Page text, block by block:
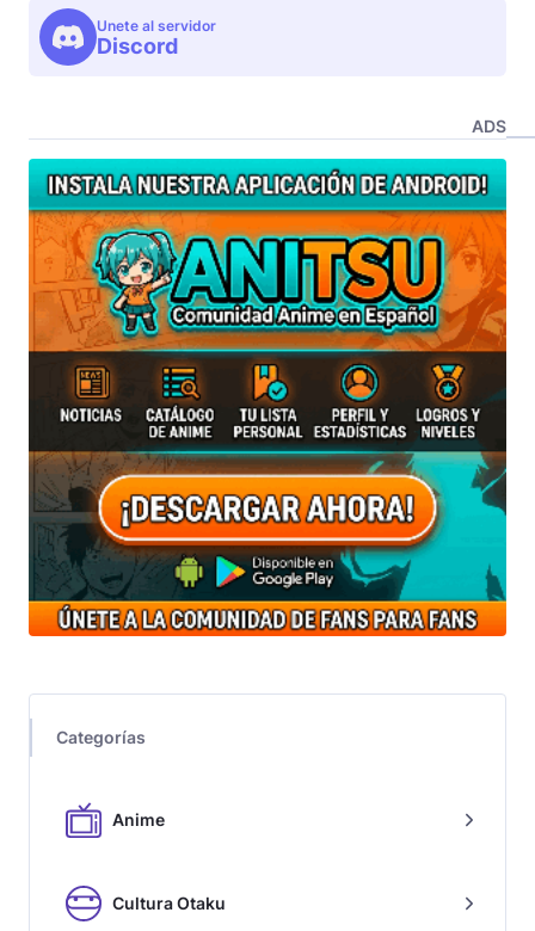
Unete al servidor
Discord
ADS
Categorías
Anime
Cultura Otaku